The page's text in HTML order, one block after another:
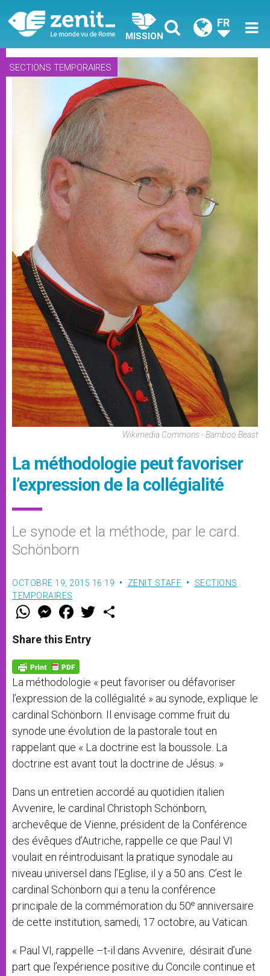
MISSION
FR
SECTIONS TEMPORAIRES
Wikimedia Commons - Bamboo Beast
La méthodologie peut favoriser
l’expression de la collégialité
Le synode et la méthode, par le card.
Schönborn
OCTOBRE 19, 2015 16:19 ZENIT STAFF
SECTIONS
TEMPORAIRES
W
t
s
p
p
M
e
s
e
g
e
r
F
a
e
b
o
k
w
Share this Entry
La méthodologie « peut favoriser ou défavoriser
l’expression de la collégialité » au synode, explique le
cardinal Schönborn. Il envisage comme fruit du
synode une évolution de la pastorale tout en
rappelant que « La doctrine est la boussole. La
doctrine est avant tout la doctrine de Jésus. »
Dans un entretien accordé au quotidien italien
Avvenire, le cardinal Christoph Schönborn,
archevêque de Vienne, président de la Conférence
des évêques d’Autriche, rappelle ce que Paul VI
voulait en réintroduisant la pratique synodale au
niveau universel dans l’Eglise, il y a 50 ans. C’est le
cardinal Schönborn qui a tenu la conférence
principale de la commémoration du 50e anniversaire
de cette institution, samedi, 17 octobre, au Vatican.
« Paul VI, rappelle –t-il dans Avvenire, désirait d’une
part que l’expérience positive du Concile continue et